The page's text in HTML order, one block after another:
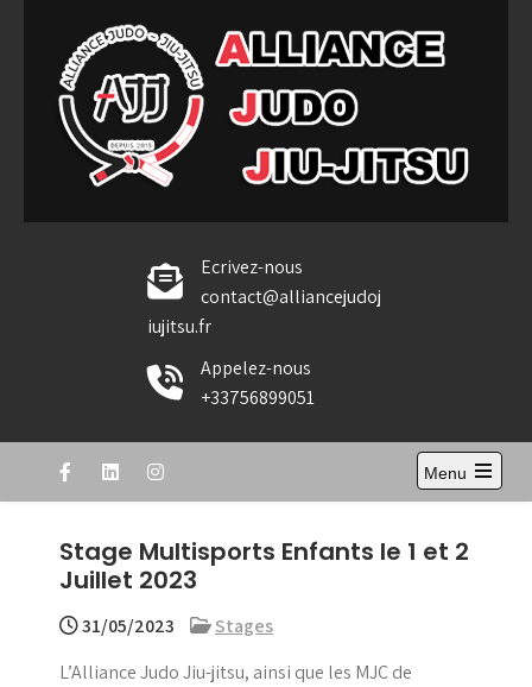
content
Alliance Judo Jiu-jitsu
Ecrivez-nous
contact@alliancejudoj
iujitsu.fr
Appelez-nous
+33756899051
Menu
Open
menu
Stage Multisports Enfants le 1 et 2
Juillet 2023
31/05/2023
Stages
L’Alliance Judo Jiu-jitsu, ainsi que les MJC de